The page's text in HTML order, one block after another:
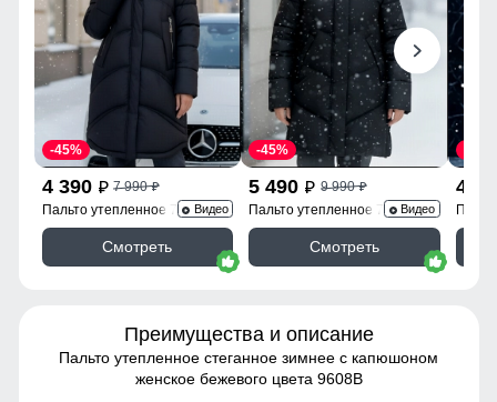
4 390 p 7 990p
-45%
Пальто утепленное 7747Ch
Видео
Смотреть
5 490 p 9 990p
-45%
Пальто утепленное 7745Ch
Видео
Смотреть
4
Преимущества и описание
Пальто утепленное стеганное зимнее с капюшоном
женское бежевого цвета 9608B